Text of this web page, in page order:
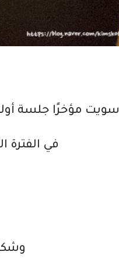
سويت مؤخرًا جلسة أولثيرابي (400 شوت)، وحبيت أشارككم
في الفترة